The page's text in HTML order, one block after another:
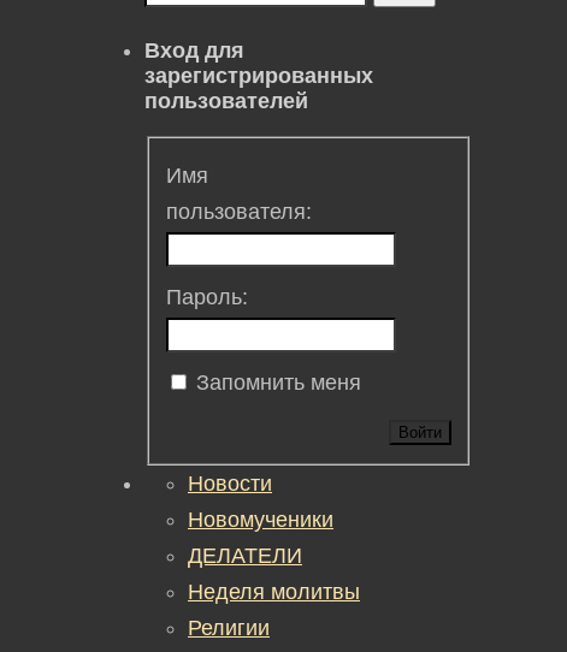
Вход для
зарегистрированных
пользователей
Имя
пользователя:
Пароль:
Запомнить меня
Войти
Новости
Новомученики
ДЕЛАТЕЛИ
Неделя молитвы
Религии